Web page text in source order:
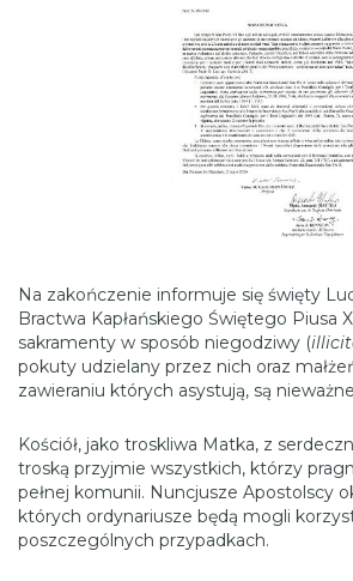
Na zakończenie informuje się święty
Bractwa Kapłańskiego Świętego Piusa
sakramenty w sposób niegodziwy (
pokuty udzielany przez nich oraz
zawieraniu których asystują, są
Kościół, jako troskliwa Matka, z
troską przyjmie wszystkich, którzy
pełnej komunii. Nuncjusze Apostolscy
których ordynariusze będą mogli
poszczególnych przypadkach.